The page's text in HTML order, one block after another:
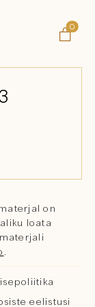
0

on
loata
eelistusi